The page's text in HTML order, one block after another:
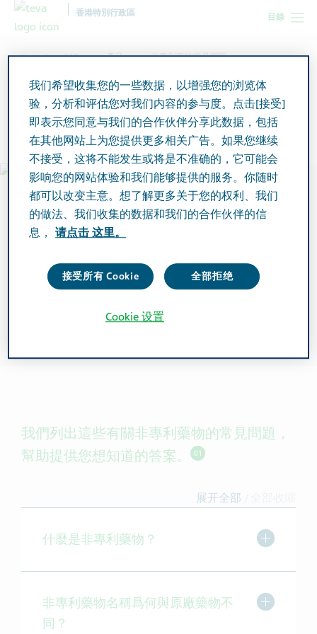
目錄
香港特別行政區
Hong Kong SAR 產品 非專利藥物常見問題
非專利藥物常見問題
我們列出這些有關非專利藥物的常見問題，
幫助提供您想知道的答案。 01
展开全部
什麼是非專利藥物？ 切换展开/
非專利藥物名稱爲何與原廠藥物不
同？
切换展开/
我们希望收集您的一些数据，以增强您的浏览体
验，分析和评估您对我们内容的参与度。点击[接受]
即表示您同意与我们的合作伙伴分享此数据，包括
在其他网站上为您提供更多相关广告。如果您继续
不接受，这将不能发生或将是不准确的，它可能会
影响您的网站体验和我们能够提供的服务。你随时
都可以改变主意。想了解更多关于您的权利、我们
的做法、我们收集的数据和我们的合作伙伴的信
息，
请点击 这里。
接受所有 Cookie 全部拒绝
Cookie 设置